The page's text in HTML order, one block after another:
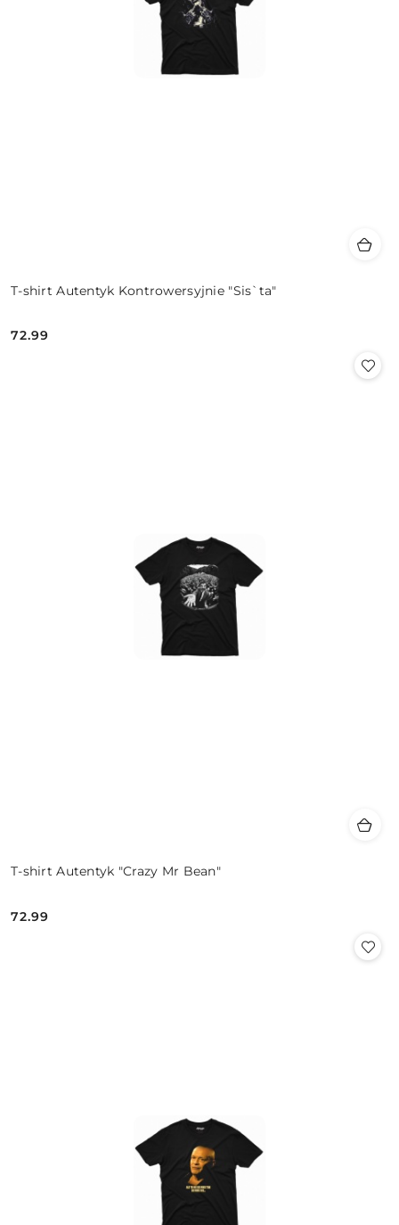
T-shirt Autentyk Kontrowersyjnie "Sis`ta"
Cena:
72.99
T-shirt Autentyk "Crazy Mr Bean"
Cena:
72.99